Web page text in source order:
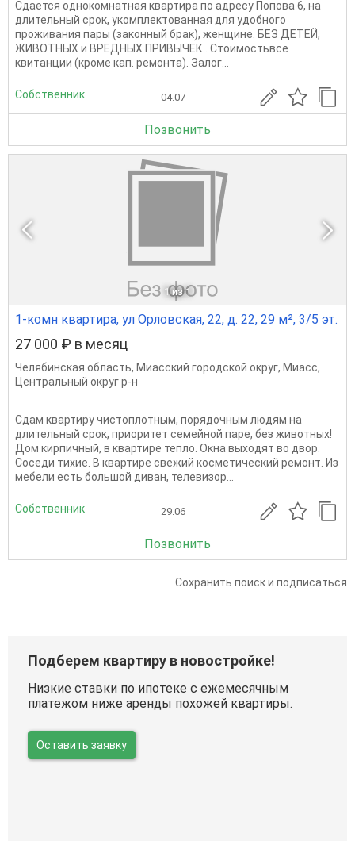
Сдается однокомнатная квартира по адресу Попова 6, на
длительный срок, укомплектованная для удобного
проживания пары (законный брак), женщине. БЕЗ ДЕТЕЙ,
ЖИВОТНЫХ и ВРЕДНЫХ ПРИВЫЧЕК . Стоимостьвсе
квитанции (кроме кап. ремонта). Залог...
Собственник 04.07
Позвонить
1 из 1
1-комн квартира, ул Орловская, 22, д. 22, 29 м², 3/5 эт.
27 000 ₽ в месяц
Челябинская область, Миасский городской округ, Миасс,
Центральный округ р-н
Сдам квартиру чистоплотным, порядочным людям на
длительный срок, приоритет семейной паре, без животных!
Дом кирпичный, в квартире тепло. Окна выходят во двор.
Соседи тихие. В квартире свежий косметический ремонт. Из
мебели есть большой диван, телевизор...
Собственник 29.06
Позвонить
Сохранить поиск и подписаться
Подберем квартиру в новостройке!
Низкие ставки по ипотеке с ежемесячным
платежом ниже аренды похожей квартиры.
Оставить заявку